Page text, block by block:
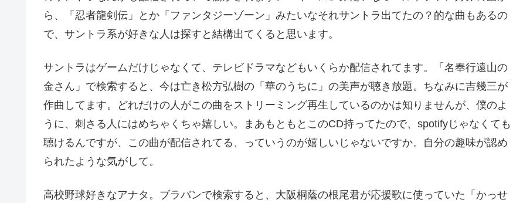
ら、「忍者龍剣伝」とか「ファンタジーゾーン」みたいなそれサントラ出てたの？的な曲もあるの
で、サントラ系が好きな人は探すと結構出てくると思います。
サントラはゲームだけじゃなくて、テレビドラマなどもいくらか配信されてます。「名奉行遠山の
金さん」で検索すると、今は亡き松方弘樹の「華のうちに」の美声が聴き放題。ちなみに吉幾三が
作曲してます。どれだけの人がこの曲をストリーミング再生しているのかは知りませんが、僕のよ
うに、刺さる人にはめちゃくちゃ嬉しい。まあもともとこのCD持ってたので、spotifyじゃなくても
聴けるんですが、この曲が配信されてる、っていうのが嬉しいじゃないですか。自分の趣味が認め
られたような気がして。
高校野球好きなアナタ。ブラバンで検索すると、大阪桐蔭の根尾君が応援歌に使っていた「かっせ